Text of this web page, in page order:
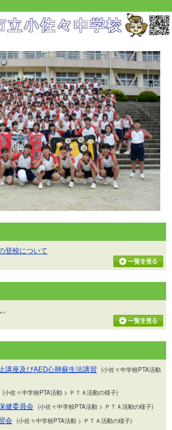
登校について
講座及びAED心肺蘇生法講習 (小佐々中学校PTA活動
(小佐々中学校PTA活動 > ＰＴＡ活動の様子)
健委員会 (小佐々中学校PTA活動 > ＰＴＡ活動の様子)
会 (小佐々中学校PTA活動 > ＰＴＡ活動の様子)